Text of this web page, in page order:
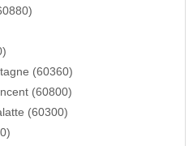
(60360)
(60800)
(60300)